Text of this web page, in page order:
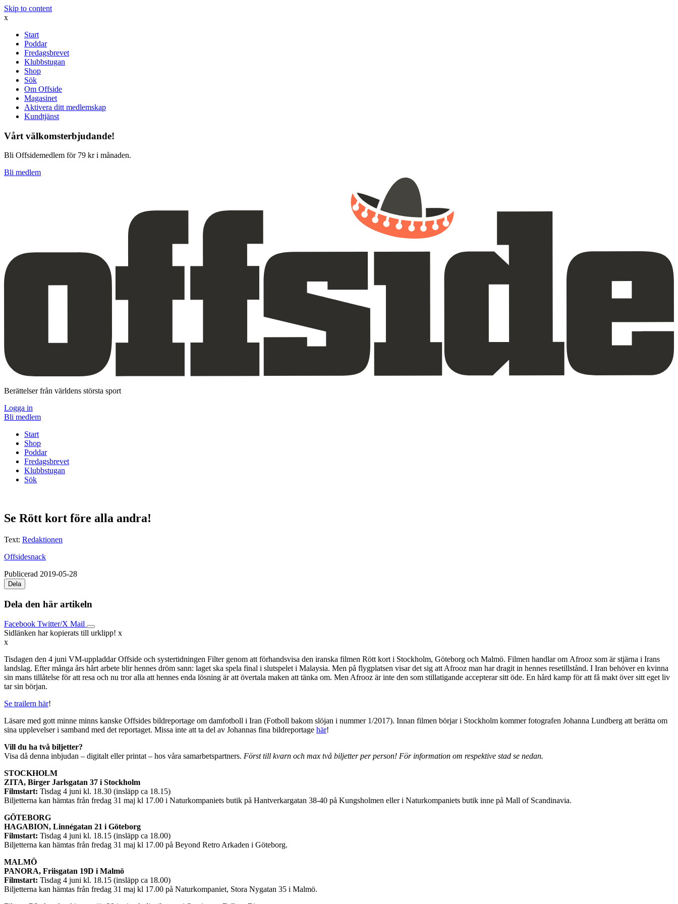
Skip to content
x
Start
Poddar
Fredagsbrevet
Klubbstugan
Shop
Sök
Om Offside
Magasinet
Aktivera ditt medlemskap
Kundtjänst
Vårt välkomsterbjudande!
Bli Offsidemedlem för 79 kr i månaden.
Bli medlem
Berättelser från världens största sport
Logga in
Bli medlem
Start
Shop
Poddar
Fredagsbrevet
Klubbstugan
Sök
Se Rött kort före alla andra!
Text: Redaktionen
Offsidesnack
Publicerad 2019-05-28
Dela
Dela den här artikeln
Facebook Twitter/X Mail
Sidlänken har kopierats till urklipp! x
x
Tisdagen den 4 juni VM-uppladdar Offside och systertidningen Filter genom att förhandsvisa den iranska filmen Rött kort i Stockholm, Göteborg och Malmö. Filmen handlar om Afrooz som är stjärna i Irans
landslag. Efter många års hårt arbete blir hennes dröm sann: laget ska spela final i slutspelet i Malaysia. Men på flygplatsen visar det sig att Afrooz man har dragit in hennes resetillstånd. I Iran behöver en kvinna
sin mans tillåtelse för att resa och nu tror alla att hennes enda lösning är att övertala maken att tänka om. Men Afrooz är inte den som stillatigande accepterar sitt öde. En hård kamp för att få makt över sitt eget liv
tar sin början.
Se trailern här!
Läsare med gott minne minns kanske Offsides bildreportage om damfotboll i Iran (Fotboll bakom slöjan i nummer 1/2017). Innan filmen börjar i Stockholm kommer fotografen Johanna Lundberg att berätta om
sina upplevelser i samband med det reportaget. Missa inte att ta del av Johannas fina bildreportage här!
Vill du ha två biljetter?
Visa då denna inbjudan – digitalt eller printat – hos våra samarbetspartners. Först till kvarn och max två biljetter per person! För information om respektive stad se nedan.
STOCKHOLM
ZITA, Birger Jarlsgatan 37 i Stockholm
Filmstart: Tisdag 4 juni kl. 18.30 (insläpp ca 18.15)
Biljetterna kan hämtas från fredag 31 maj kl 17.00 i Naturkompaniets butik på Hantverkargatan 38-40 på Kungsholmen eller i Naturkompaniets butik inne på Mall of Scandinavia.
GÖTEBORG
HAGABION, Linnégatan 21 i Göteborg
Filmstart: Tisdag 4 juni kl. 18.15 (insläpp ca 18.00)
Biljetterna kan hämtas från fredag 31 maj kl 17.00 på Beyond Retro Arkaden i Göteborg.
MALMÖ
PANORA, Friisgatan 19D i Malmö
Filmstart: Tisdag 4 juni kl. 18.15 (insläpp ca 18.00)
Biljetterna kan hämtas från fredag 31 maj kl 17.00 på Naturkompaniet, Stora Nygatan 35 i Malmö.